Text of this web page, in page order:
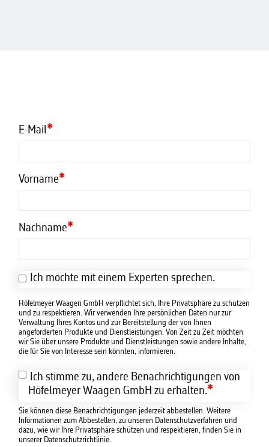
E-Mail*
Vorname*
Nachname*
Ich möchte mit einem Experten sprechen.
Höfelmeyer Waagen GmbH verpflichtet sich, Ihre Privatsphäre zu schützen
und zu respektieren. Wir verwenden Ihre persönlichen Daten nur zur
Verwaltung Ihres Kontos und zur Bereitstellung der von Ihnen
angeforderten Produkte und Dienstleistungen. Von Zeit zu Zeit möchten
wir Sie über unsere Produkte und Dienstleistungen sowie andere Inhalte,
die für Sie von Interesse sein könnten, informieren.
Ich stimme zu, andere Benachrichtigungen von
Höfelmeyer Waagen GmbH zu erhalten.*
Sie können diese Benachrichtigungen jederzeit abbestellen. Weitere
Informationen zum Abbestellen, zu unseren Datenschutzverfahren und
dazu, wie wir Ihre Privatsphäre schützen und respektieren, finden Sie in
unserer Datenschutzrichtlinie.